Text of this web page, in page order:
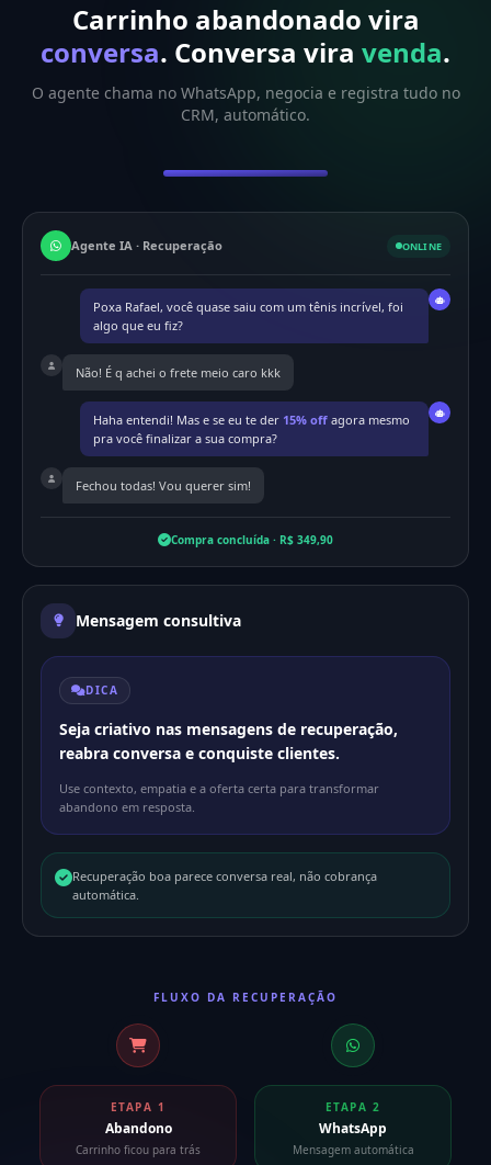
Carrinho abandonado vira
conversa. Conversa vira venda.
O agente chama no WhatsApp, negocia e registra tudo no
CRM, automático.
Agente IA · Recuperação ONLINE
Poxa Rafael, você quase saiu com um tênis incrível, foi
algo que eu fiz?
Não! É q achei o frete meio caro kkk
Haha entendi! Mas e se eu te der 15% off agora mesmo
pra você finalizar a sua compra?
Fechou todas! Vou querer sim!
Compra concluída · R$ 349,90
Mensagem consultiva
DICA
Seja criativo nas mensagens de recuperação,
reabra conversa e conquiste clientes.
Use contexto, empatia e a oferta certa para transformar
abandono em resposta.
Recuperação boa parece conversa real, não cobrança
automática.
FLUXO DA RECUPERAÇÃO
ETAPA 1
Abandono
Carrinho ficou para trás
ETAPA 2
WhatsApp
Mensagem automática